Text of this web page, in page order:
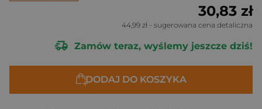
30,83 zł
44,99 zł - sugerowana cena detaliczna
Zamów teraz, wyślemy jeszcze dziś!
DODAJ DO KOSZYKA